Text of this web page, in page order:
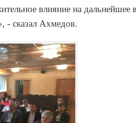
влияние на дальнейшее
- сказал Ахмедов.